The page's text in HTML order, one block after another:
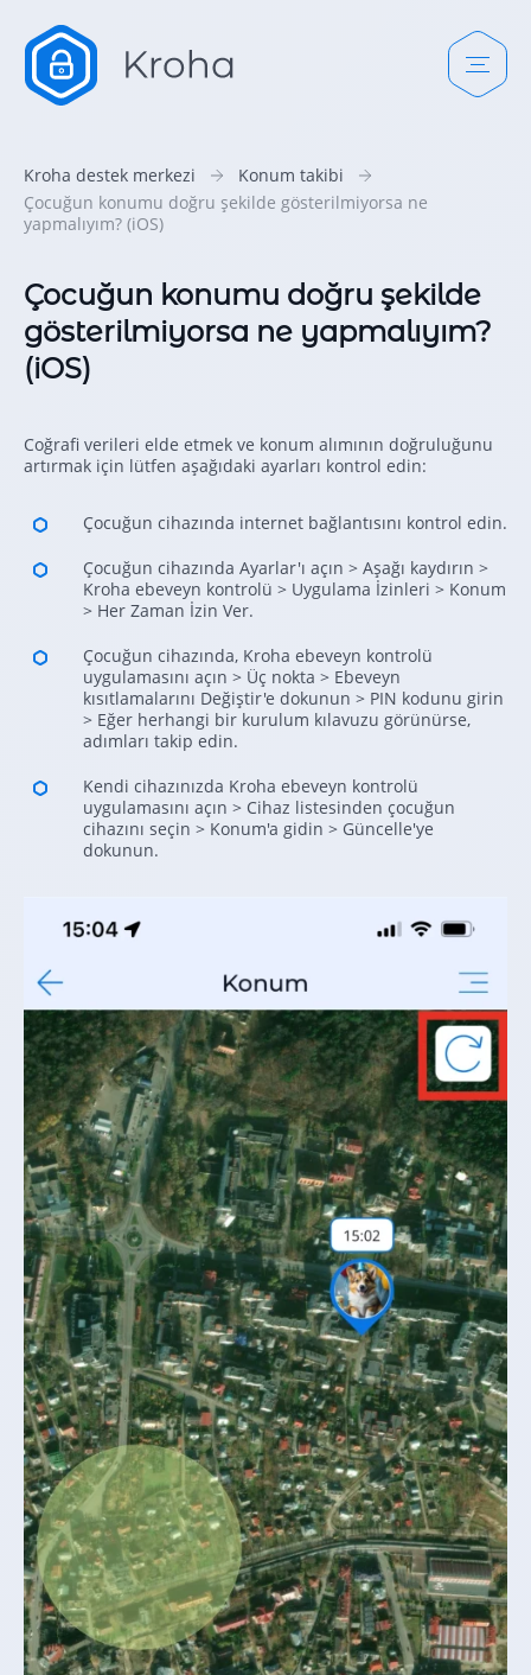
Kroha destek merkezi
Konum takibi
Çocuğun konumu doğru şekilde gösterilmiyorsa ne
yapmalıyım? (iOS)
Çocuğun konumu doğru şekilde
gösterilmiyorsa ne yapmalıyım?
(iOS)
Coğrafi verileri elde etmek ve konum alımının doğruluğunu
artırmak için lütfen aşağıdaki ayarları kontrol edin:
Çocuğun cihazında internet bağlantısını kontrol edin.
Çocuğun cihazında Ayarlar'ı açın > Aşağı kaydırın >
Kroha ebeveyn kontrolü > Uygulama İzinleri > Konum
> Her Zaman İzin Ver.
Çocuğun cihazında, Kroha ebeveyn kontrolü
uygulamasını açın > Üç nokta > Ebeveyn
kısıtlamalarını Değiştir'e dokunun > PIN kodunu girin
> Eğer herhangi bir kurulum kılavuzu görünürse,
adımları takip edin.
Kendi cihazınızda Kroha ebeveyn kontrolü
uygulamasını açın > Cihaz listesinden çocuğun
cihazını seçin > Konum'a gidin > Güncelle'ye
dokunun.